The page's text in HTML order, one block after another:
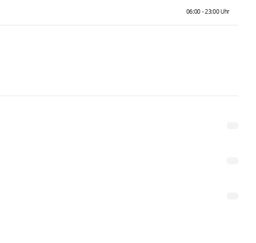
06:00 - 23:00 Uhr